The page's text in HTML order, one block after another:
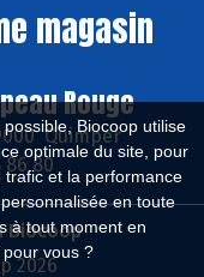
Biocoop utilise
optimale du site, pour
et la performance
en toute
à tout moment en
vous ?
magasin
Rouge
Quimper
80
Biocoop
2026